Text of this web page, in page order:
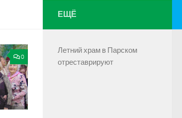
0
ЕЩЁ
Летний храм в Парском
отреставрируют